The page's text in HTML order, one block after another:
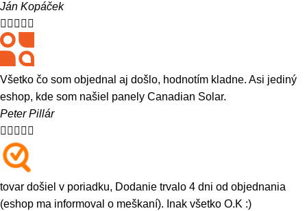
Ján Kopáček
    
Všetko čo som objednal aj došlo, hodnotím kladne. Asi jediný
eshop, kde som našiel panely Canadian Solar.
Peter Pillár
    
tovar došiel v poriadku, Dodanie trvalo 4 dni od objednania
(eshop ma informoval o meškaní). Inak všetko O.K :)